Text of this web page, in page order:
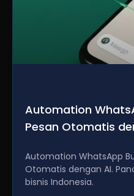
Automation
Pesan Otomatis
Automation WhatsApp
Otomatis dengan AI.
bisnis Indonesia.